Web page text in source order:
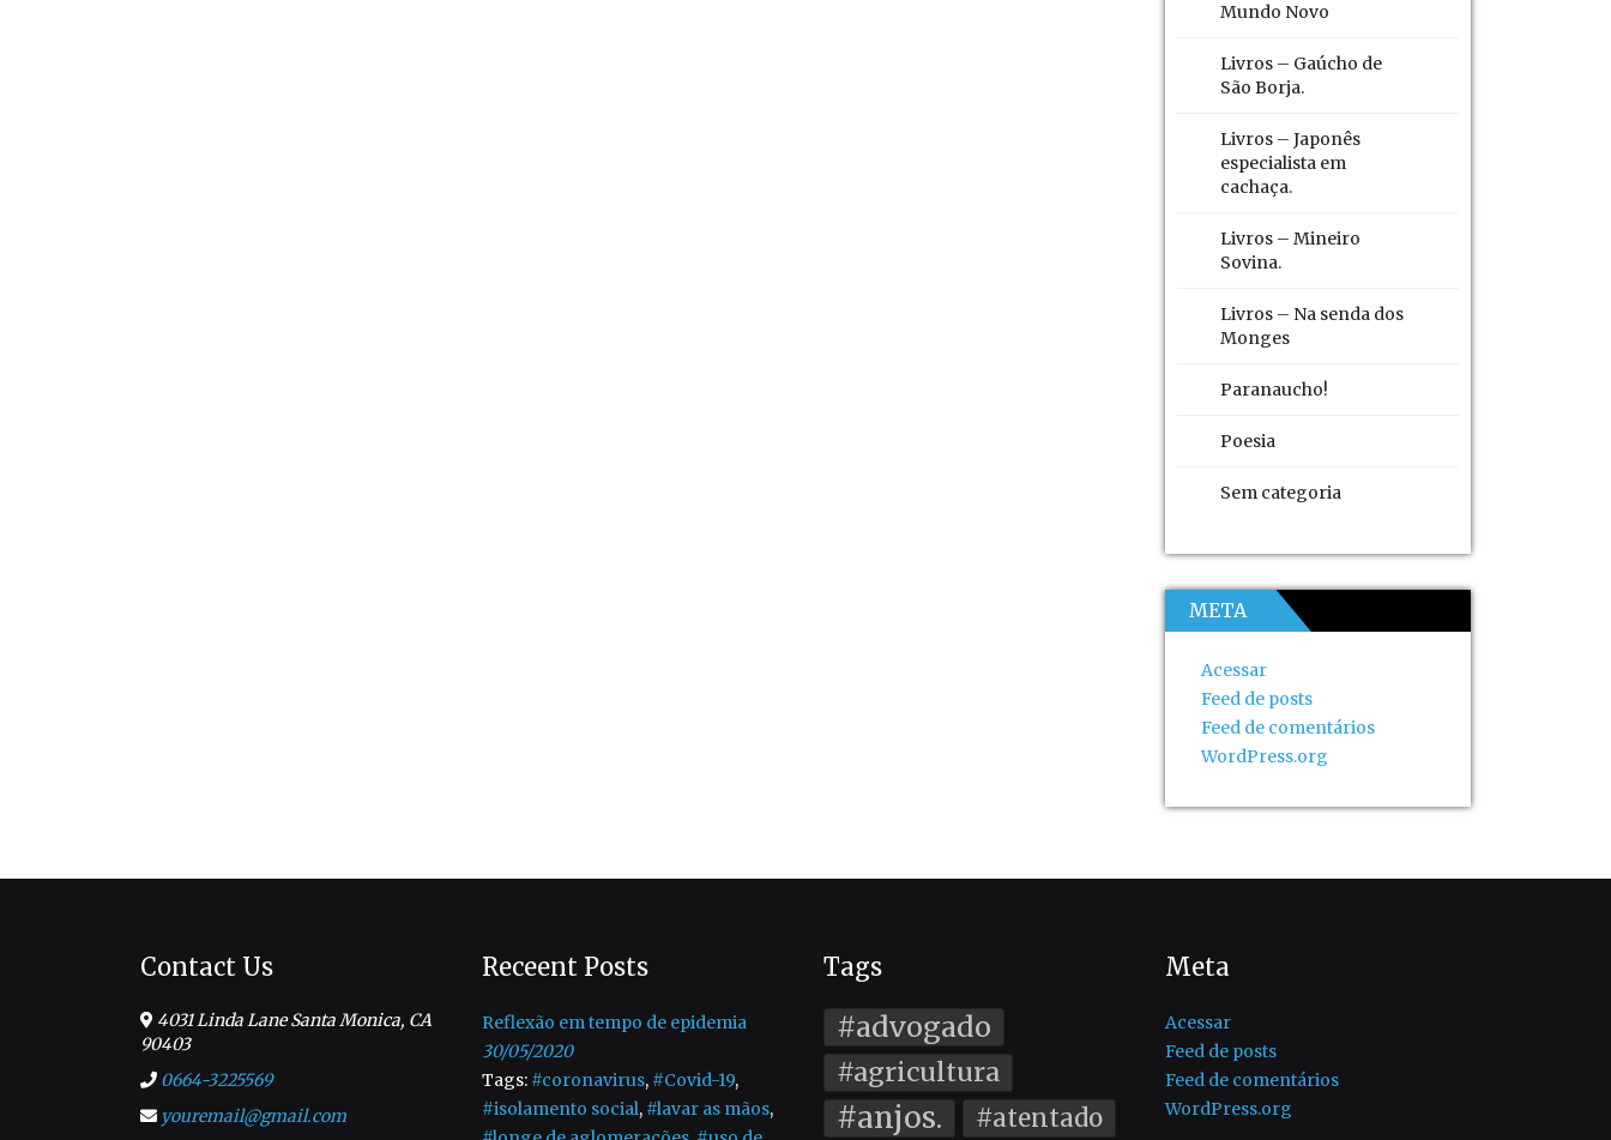
Mundo Novo
Livros – Gaúcho de
São Borja.
Livros – Japonês
especialista em
cachaça.
Livros – Mineiro
Sovina.
Livros – Na senda dos
Monges
Paranaucho!
Poesia
Sem categoria
META
Acessar
Feed de posts
Feed de comentários
WordPress.org
Contact Us
4031 Linda Lane Santa Monica, CA
90403
0664-3225569
youremail@gmail.com
Receent Posts
Reflexão em tempo de epidemia
30/05/2020
Tags: #coronavirus, #Covid-19,
#isolamento social, #lavar as mãos,
Tags
#advogado
#agricultura
#anjos. #atentado
Meta
Acessar
Feed de posts
Feed de comentários
WordPress.org